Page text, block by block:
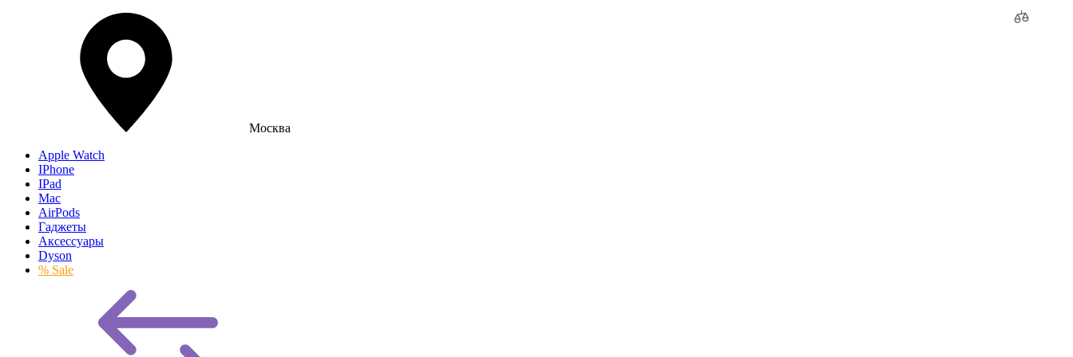
Москва
Apple Watch
IPhone
IPad
Mac
AirPods
Гаджеты
Аксессуары
Dyson
% Sale